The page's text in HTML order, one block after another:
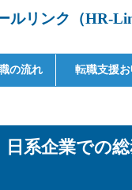
ルリンク（HR-
の流れ 転職支援
日系企業での